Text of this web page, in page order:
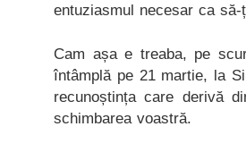
entuziasmul necesar ca
Cam așa e treaba, pe
întâmplă pe 21 martie, la
recunoștința care derivă
schimbarea voastră.